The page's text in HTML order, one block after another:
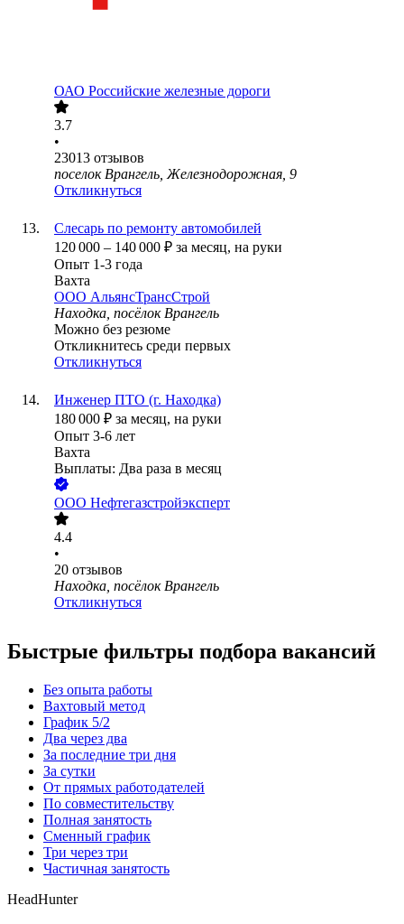
ОАО Российские железные дороги
3.7
•
23013 отзывов
поселок Врангель, Железнодорожная, 9
Откликнуться
Слесарь по ремонту автомобилей
120 000 – 140 000 ₽ за месяц, на руки
Опыт 1-3 года
Вахта
ООО АльянсТрансСтрой
Находка, посёлок Врангель
Можно без резюме
Откликнитесь среди первых
Откликнуться
Инженер ПТО (г. Находка)
180 000 ₽ за месяц, на руки
Опыт 3-6 лет
Вахта
Выплаты: Два раза в месяц
ООО Нефтегазстройэксперт
4.4
•
20 отзывов
Находка, посёлок Врангель
Откликнуться
Быстрые фильтры подбора вакансий
Без опыта работы
Вахтовый метод
График 5/2
Два через два
За последние три дня
За сутки
От прямых работодателей
По совместительству
Полная занятость
Сменный график
Три через три
Частичная занятость
HeadHunter